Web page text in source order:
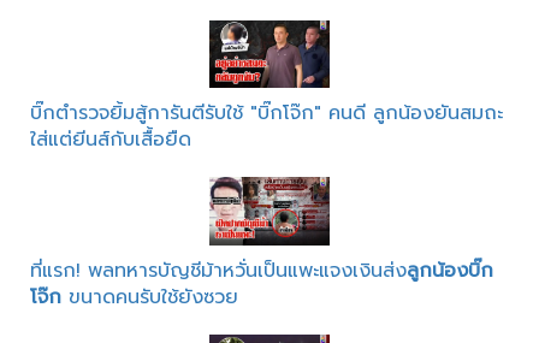
บิ๊กตำรวจยิ้มสู้การันตีรับใช้ "บิ๊กโจ๊ก" คนดี ลูกน้องยันสมถะ
ใส่แต่ยีนส์กับเสื้อยืด
ที่แรก! พลทหารบัญชีม้าหวั่นเป็นแพะแจงเงินส่งลูกน้องบิ๊ก
โจ๊ก ขนาดคนรับใช้ยังซวย